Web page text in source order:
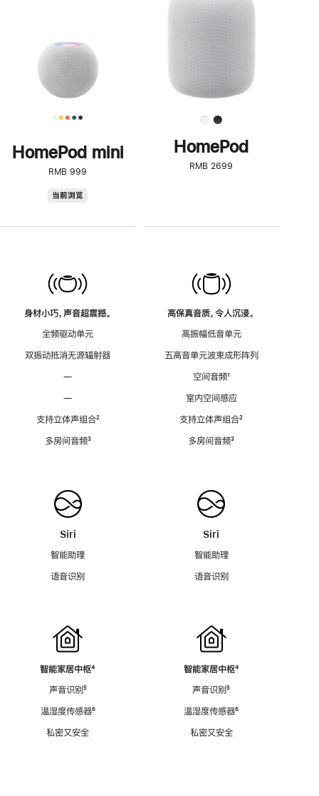
HomePod mini
RMB 999
当前浏览
身材小巧，声音超震撼。
全频驱动单元
双振动抵消无源辐射器
—
—
支持立体声组合脚
²
多房间音频脚
³
Siri
智能助理
语音识别
智能家居中枢脚
⁴
声音识别脚
⁵
温湿度传感器脚
⁶
私密又安全
了
解
HomePod<
HomePod
RMB 2699
高保真音质，令人沉浸。
高振幅低音单元
五高音单元波束成形阵列
空间音频脚
¹
室内空间感应
支持立体声组合脚
²
多房间音频脚
³
Siri
智能助理
语音识别
智能家居中枢脚
⁴
声音识别脚
⁵
温湿度传感器脚
⁶
私密又安全